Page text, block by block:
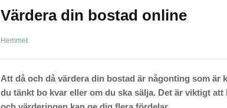
Värdera din bostad online
Hemmet
Att då och då värdera din bostad är någonting som är
du tänkt bo kvar eller om du ska sälja. Det är viktigt att